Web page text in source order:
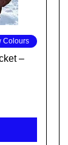
Colours
–